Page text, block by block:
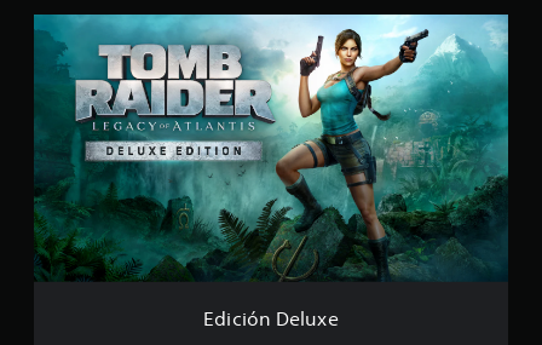
E
c
n
D
e
l
u
x
e
Edición Deluxe